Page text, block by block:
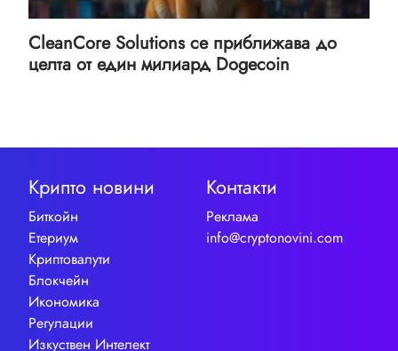
CleanCore Solutions се приближава до
целта от един милиард Dogecoin
Крипто новини
Биткойн
Етериум
Криптовалути
Блокчейн
Икономика
Регулации
Изкуствен Интелект
Контакти
Реклама
info@cryptonovini.com